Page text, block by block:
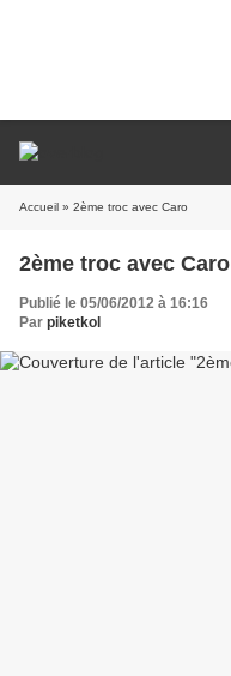
Accueil » 2ème troc avec Caro
2ème troc avec Caro
Publié le 05/06/2012 à 16:16
Par piketkol